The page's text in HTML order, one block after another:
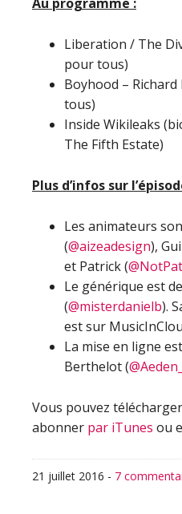
Liberation / The
pour tous)
Boyhood –
tous)
Inside Wikileaks
The Fifth Estate)
Plus d’infos sur
Les animateurs
(@aizeadesign),
et Patrick (
Le générique est
(@misterdanielb).
est sur
La mise en ligne
Berthelot (@Aeden_
Vous pouvez
abonner par iTunes ou
21 juillet 2016 - 7